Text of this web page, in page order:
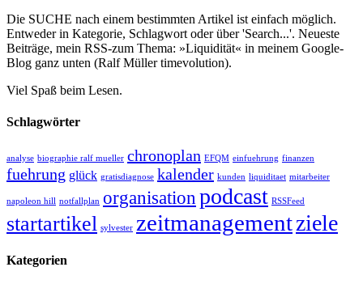
Die SUCHE nach einem bestimmten Artikel ist einfach möglich.
Entweder in Kategorie, Schlagwort oder über 'Search...'. Neueste
Beiträge, mein RSS-zum Thema: »Liquidität« in meinem Google-
Blog ganz unten (Ralf Müller timevolution).
Viel Spaß beim Lesen.
Schlagwörter
analyse biographie ralf mueller chronoplan EFQM einfuehrung finanzen
fuehrung glück gratisdiagnose kalender kunden liquiditaet mitarbeiter
napoleon hill notfallplan organisation podcast RSSFeed
startartikel sylvester zeitmanagementziele
Kategorien